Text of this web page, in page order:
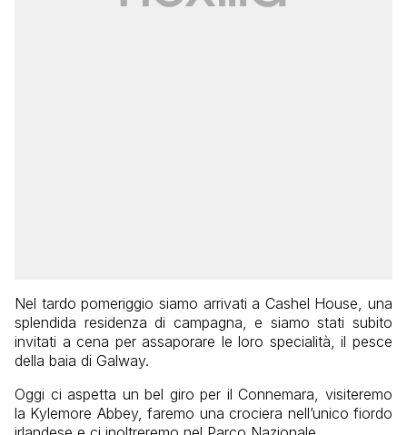
Nel tardo pomeriggio siamo arrivati a Cashel House, una
splendida residenza di campagna, e siamo stati subito
invitati a cena per assaporare le loro specialità, il pesce
della baia di Galway.
Oggi ci aspetta un bel giro per il Connemara, visiteremo
la Kylemore Abbey, faremo una crociera nell’unico fiordo